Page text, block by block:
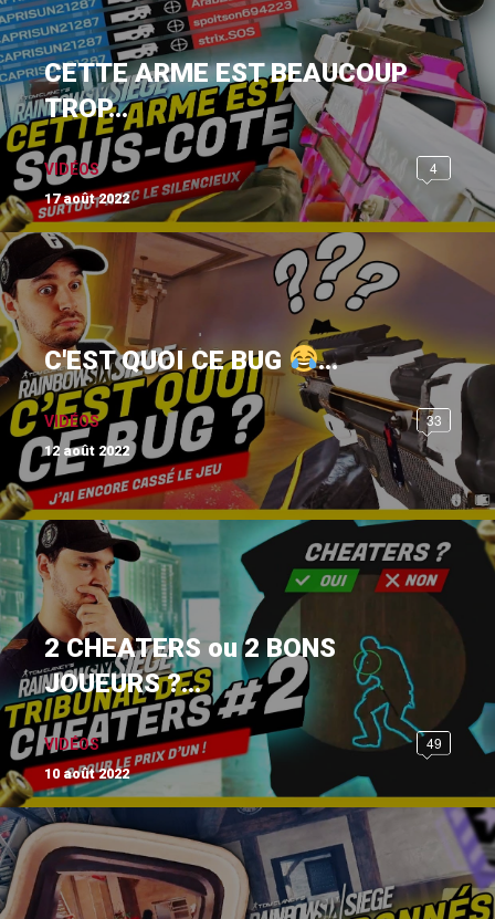
CETTE ARME EST BEAUCOUP
TROP...
VIDÉOS 4
17 août 2022
C'EST QUOI CE BUG ...
VIDÉOS 33
12 août 2022
2 CHEATERS ou 2 BONS
JOUEURS ?...
VIDÉOS 49
10 août 2022